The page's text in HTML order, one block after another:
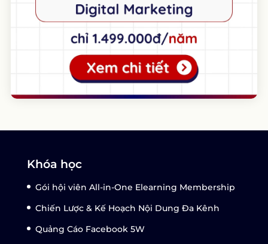
Khóa học
Gói hội viên All-in-One Elearning Membership
Chiến Lược & Kế Hoạch Nội Dung Đa Kênh
Quảng Cáo Facebook 5W